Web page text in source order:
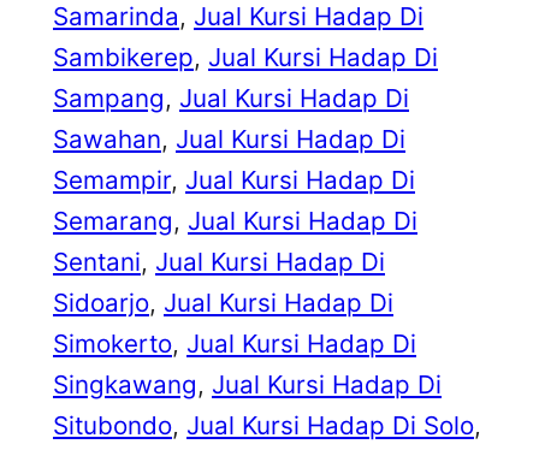
Samarinda, Jual Kursi Hadap Di
Sambikerep, Jual Kursi Hadap Di
Sampang, Jual Kursi Hadap Di
Sawahan, Jual Kursi Hadap Di
Semampir, Jual Kursi Hadap Di
Semarang, Jual Kursi Hadap Di
Sentani, Jual Kursi Hadap Di
Sidoarjo, Jual Kursi Hadap Di
Simokerto, Jual Kursi Hadap Di
Singkawang, Jual Kursi Hadap Di
Situbondo, Jual Kursi Hadap Di Solo